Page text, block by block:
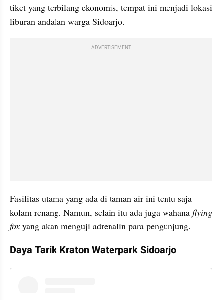
tiket yang terbilang ekonomis, tempat ini menjadi lokasi
liburan andalan warga Sidoarjo.
ADVERTISEMENT
Fasilitas utama yang ada di taman air ini tentu saja
kolam renang. Namun, selain itu ada juga wahana flying
fox yang akan menguji adrenalin para pengunjung.
Daya Tarik Kraton Waterpark Sidoarjo